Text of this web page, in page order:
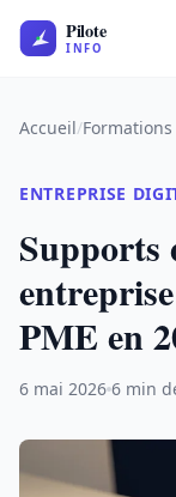
Accueil/
ENTREPRISE
Supports
PME en
6 mai 2026 6 min